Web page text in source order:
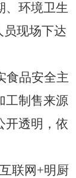
、环境卫生
员现场下达
食品安全主
工制售来源
开透明，依
互联网+明厨